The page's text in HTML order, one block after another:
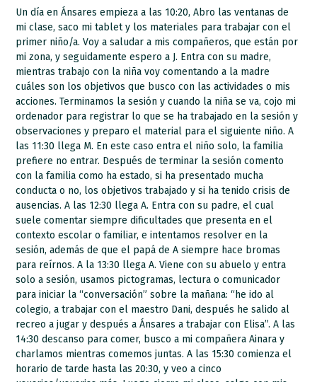
Un día en Ánsares empieza a las 10:20, Abro las ventanas de
mi clase, saco mi tablet y los materiales para trabajar con el
primer niño/a. Voy a saludar a mis compañeros, que están por
mi zona, y seguidamente espero a J. Entra con su madre,
mientras trabajo con la niña voy comentando a la madre
cuáles son los objetivos que busco con las actividades o mis
acciones. Terminamos la sesión y cuando la niña se va, cojo mi
ordenador para registrar lo que se ha trabajado en la sesión y
observaciones y preparo el material para el siguiente niño. A
las 11:30 llega M. En este caso entra el niño solo, la familia
prefiere no entrar. Después de terminar la sesión comento
con la familia como ha estado, si ha presentado mucha
conducta o no, los objetivos trabajado y si ha tenido crisis de
ausencias. A las 12:30 llega A. Entra con su padre, el cual
suele comentar siempre dificultades que presenta en el
contexto escolar o familiar, e intentamos resolver en la
sesión, además de que el papá de A siempre hace bromas
para reírnos. A la 13:30 llega A. Viene con su abuelo y entra
solo a sesión, usamos pictogramas, lectura o comunicador
para iniciar la “conversación” sobre la mañana: “he ido al
colegio, a trabajar con el maestro Dani, después he salido al
recreo a jugar y después a Ánsares a trabajar con Elisa”. A las
14:30 descanso para comer, busco a mi compañera Ainara y
charlamos mientras comemos juntas. A las 15:30 comienza el
horario de tarde hasta las 20:30, y veo a cinco